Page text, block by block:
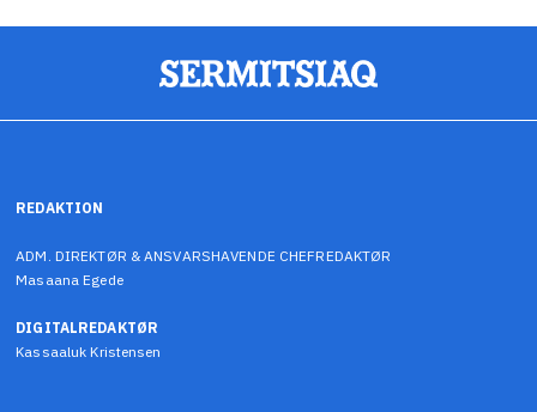
REDAKTION
ADM. DIREKTØR & ANSVARSHAVENDE CHEFREDAKTØR
Masaana Egede
DIGITALREDAKTØR
Kassaaluk Kristensen